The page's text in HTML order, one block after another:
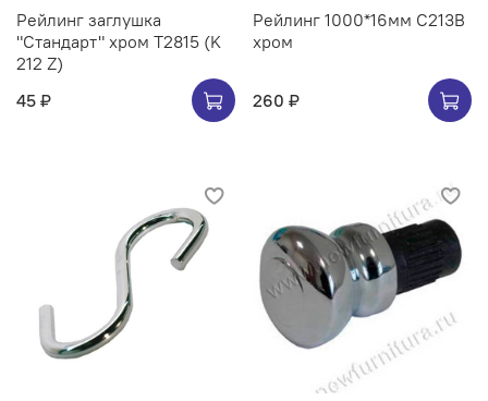
Рейлинг заглушка
"Стандарт" хром Т2815 (K
212 Z)
45 ₽
Рейлинг 1000*16мм C213B
хром
260 ₽